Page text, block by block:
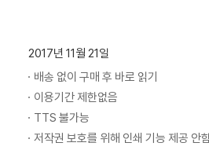
2017년 11월 21일
배송 없이 구매 후 바로 읽기
이용기간 제한없음
TTS 불가능
저작권 보호를 위해 인쇄 기능 제공 안